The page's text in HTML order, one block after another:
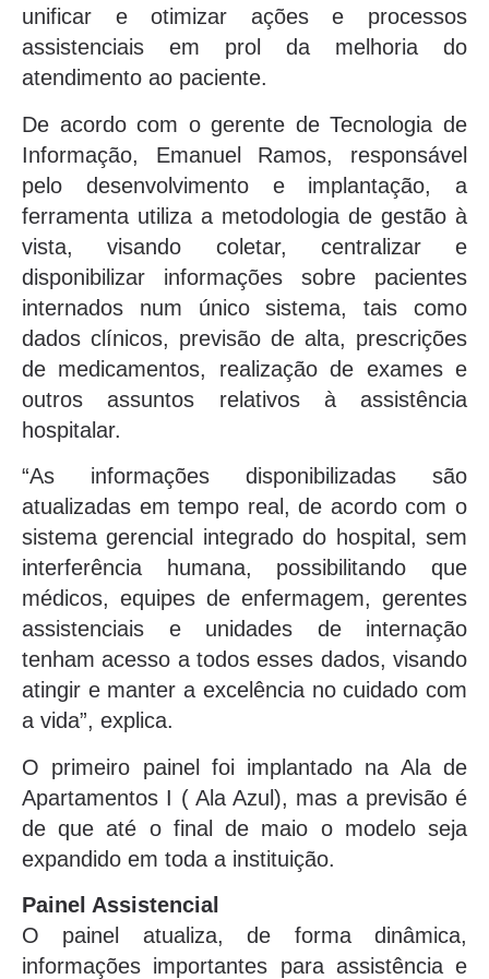
unificar e otimizar ações e processos
assistenciais em prol da melhoria do
atendimento ao paciente.
De acordo com o gerente de Tecnologia de
Informação, Emanuel Ramos, responsável
pelo desenvolvimento e implantação, a
ferramenta utiliza a metodologia de gestão à
vista, visando coletar, centralizar e
disponibilizar informações sobre pacientes
internados num único sistema, tais como
dados clínicos, previsão de alta, prescrições
de medicamentos, realização de exames e
outros assuntos relativos à assistência
hospitalar.
“As informações disponibilizadas são
atualizadas em tempo real, de acordo com o
sistema gerencial integrado do hospital, sem
interferência humana, possibilitando que
médicos, equipes de enfermagem, gerentes
assistenciais e unidades de internação
tenham acesso a todos esses dados, visando
atingir e manter a excelência no cuidado com
a vida”, explica.
O primeiro painel foi implantado na Ala de
Apartamentos I ( Ala Azul), mas a previsão é
de que até o final de maio o modelo seja
expandido em toda a instituição.
Painel Assistencial
O painel atualiza, de forma dinâmica,
informações importantes para assistência e